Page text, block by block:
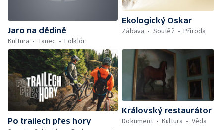
Jaro na dědině
Kultura
Tanec Folklór
Ekologický Oskar
Zábava
Soutěž Příroda
Po trailech přes hory
Královský restaurátor
Dokument
Kultura Věda